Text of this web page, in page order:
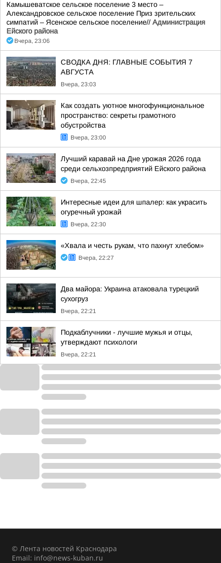
Камышеватское сельское поселение 3 место –
Александровское сельское поселение Приз зрительских
симпатий – Ясенское сельское поселение// Администрация
Ейского района
Вчера, 23:06
СВОДКА ДНЯ: ГЛАВНЫЕ СОБЫТИЯ 7
АВГУСТА
Вчера, 23:03
Как создать уютное многофункциональное
пространство: секреты грамотного
обустройства
Вчера, 23:00
Лучший каравай на Дне урожая 2026 года
среди сельхозпредприятий Ейского района
Вчера, 22:45
Интересные идеи для шпалер: как украсить
огуречный урожай
Вчера, 22:30
«Хвала и честь рукам, что пахнут хлебом»
Вчера, 22:27
Два майора: Украина атаковала турецкий
сухогруз
Вчера, 22:21
Подкаблучники - лучшие мужья и отцы,
утверждают психологи
Вчера, 22:21
© Лента новостей Краснодара
Email: info@news-kuban.ru